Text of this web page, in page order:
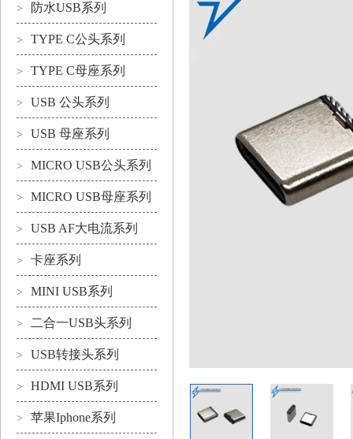
> 防水USB系列
> TYPE C公头系列
> TYPE C母座系列
> USB 公头系列
> USB 母座系列
> MICRO USB公头系列
> MICRO USB母座系列
> USB AF大电流系列
> 卡座系列
> MINI USB系列
> 二合一USB头系列
> USB转接头系列
> HDMI USB系列
> 苹果Iphone系列